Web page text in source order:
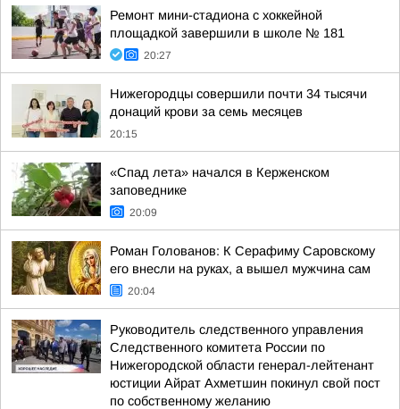
Ремонт мини-стадиона с хоккейной
площадкой завершили в школе № 181
20:27
Нижегородцы совершили почти 34 тысячи
донаций крови за семь месяцев
20:15
«Спад лета» начался в Керженском
заповеднике
20:09
Роман Голованов: К Серафиму Саровскому
его внесли на руках, а вышел мужчина сам
20:04
Руководитель следственного управления
Следственного комитета России по
Нижегородской области генерал-лейтенант
юстиции Айрат Ахметшин покинул свой пост
по собственному желанию